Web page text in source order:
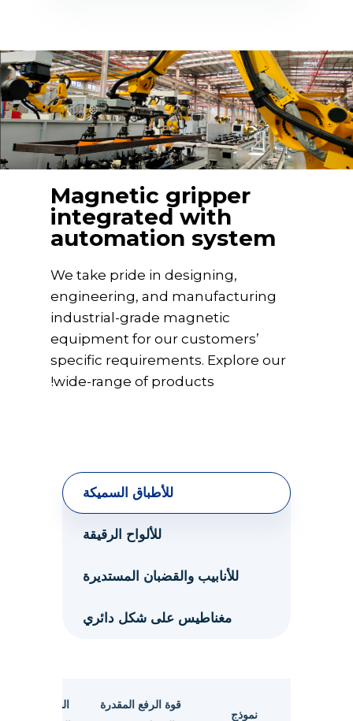
Magnetic gripper
integrated with
automation system
We take pride in designing,
engineering, and manufacturing
industrial-grade magnetic
equipment for our customers’
specific requirements. Explore our
wide-range of products!
للأطباق السميكة
للألواح الرقيقة
للأنابيب والقضبان المستديرة
مغناطيس على شكل دائري
نموذج
قوة الرفع المقدرة
السمك